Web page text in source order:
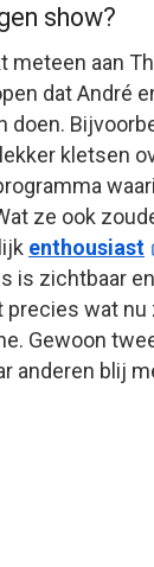
show?
meteen aan
dat André
doen.
kletsen
ze ook
enthousiast
is zichtbaar
wat nu
Gewoon
anderen blij